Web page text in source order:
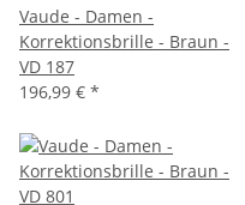
Vaude - Damen -
Korrektionsbrille - Braun -
VD 187
196,99 € *